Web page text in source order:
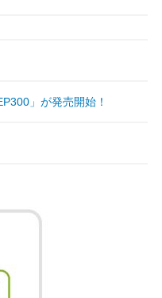
」が発売開始！